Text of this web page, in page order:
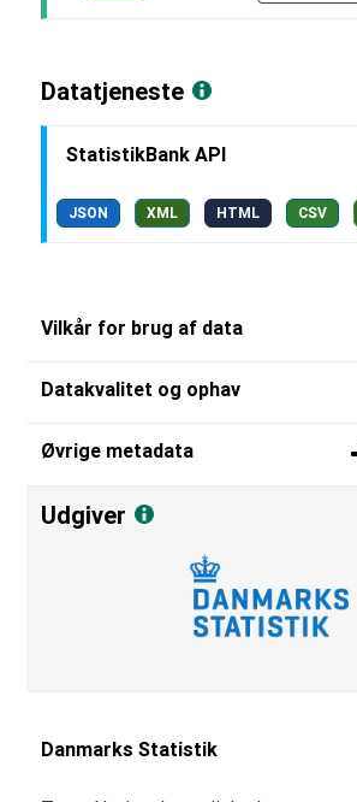
Datatjeneste
StatistikBank API
JSON XML HTML CSV
Vilkår for brug af data
Datakvalitet og ophav
Øvrige metadata
Udgiver
Danmarks Statistik